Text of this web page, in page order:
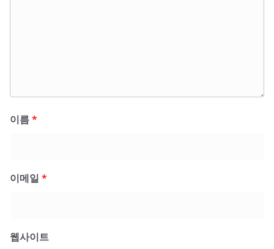
이름*
이메일 *
웹사이트